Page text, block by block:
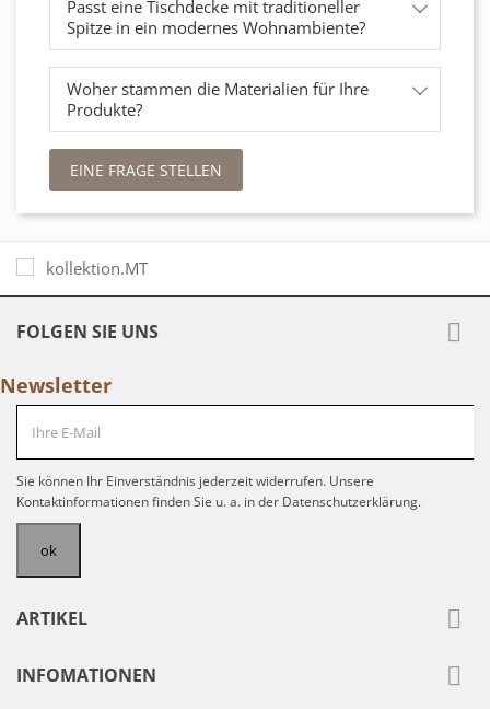
Passt eine Tischdecke mit traditioneller
Spitze in ein modernes Wohnambiente?
Woher stammen die Materialien für Ihre
Produkte?
EINE FRAGE STELLEN
FOLGEN SIE UNS 
Newsletter
Sie können Ihr Einverständnis jederzeit widerrufen. Unsere
Kontaktinformationen finden Sie u. a. in der Datenschutzerklärung.
ARTIKEL 
INFOMATIONEN 